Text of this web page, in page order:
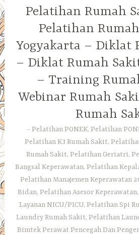
Pelatihan Rumah
Pelatihan
Yogyakarta – Diklat
– Diklat Rumah
– Training
Webinar Rumah
Rumah
Pelatihan PONEK, Pelatihan
Pelatihan K3 Rumah Sakit,
Rumah Sakit, Pelatihan Geriatri,
Bangsal Keperawatan, Pelatihan
Pelatihan Manajemen Keperawatan
Bidan, Pelatihan Asesor
Layanan NICU/PICU, Pelatihan Spi
Laundry Rumah Sakit, Pelatihan
Bimtek Perawat Pencegah Dan